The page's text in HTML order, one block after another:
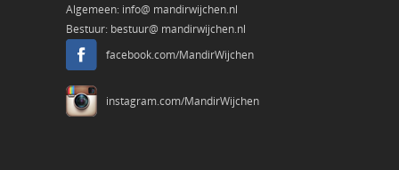
Algemeen: info@ mandirwijchen.nl
Bestuur: bestuur@ mandirwijchen.nl
facebook.com/MandirWijchen
instagram.com/MandirWijchen